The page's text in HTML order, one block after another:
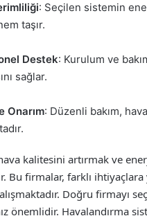
: Seçilen sistemin
taşır.
Destek: Kurulum ve
sağlar.
Onarım: Düzenli bakım,
kalitesini artırmak ve
Bu firmalar, farklı
Doğru firmayı
önemlidir. Havalandırma